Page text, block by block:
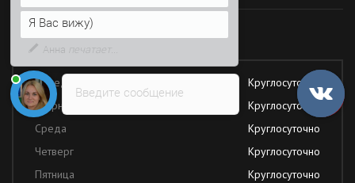
Работаем без обеда и выходных
Понедельник
Круглосуточно
Вторник
Круглосуточно
Среда
Круглосуточно
Четверг
Круглосуточно
Пятница
Круглосуточно
Введите сообщение
Напишите сюда свой вопрос.
Возможно, его решение будет
быстрее